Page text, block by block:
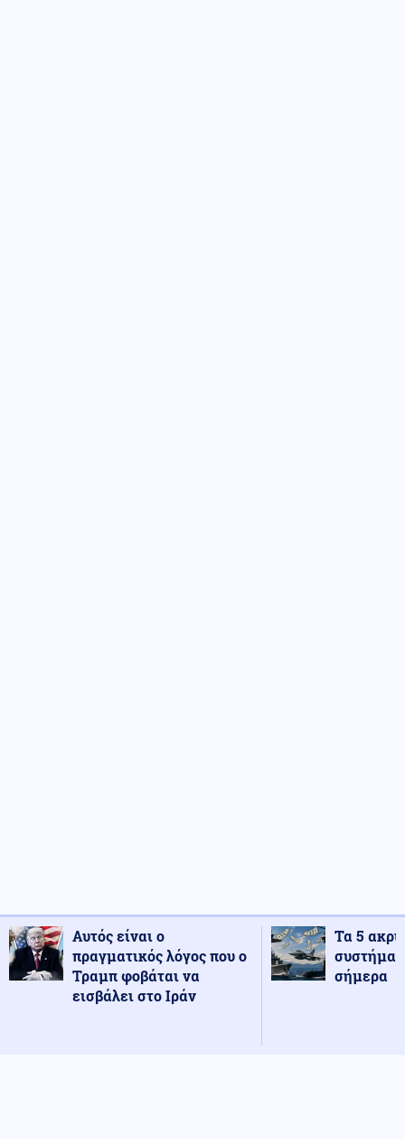
Αυτός είναι ο
πραγματικός λόγος που ο
Τραμπ φοβάται να
εισβάλει στο Ιράν
Τα 5
σήμερα